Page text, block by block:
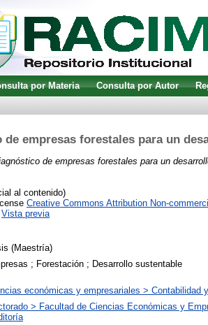
por Materia Consulta por Autor
de empresas forestales para un
de empresas forestales para un
al contenido)
Creative Commons Attribution Non-
Vista previa
(Maestría)
; Forestación ; Desarrollo sustentable
económicas y empresariales > Contabilidad
> Facultad de Ciencias Económicas y